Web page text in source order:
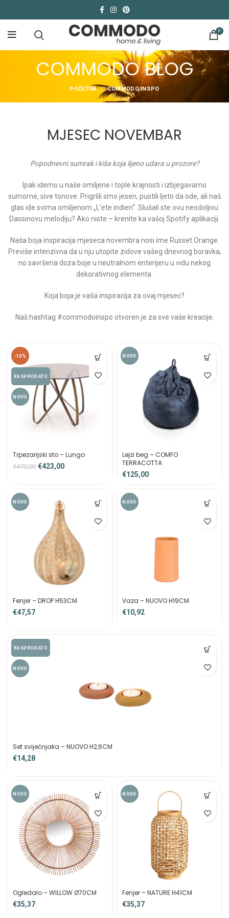
0
COMMODO BLOG
POČETNA COMMODO INSPO
MJESEC NOVEMBAR
Popodnevni sumrak i kiša koja lijeno udara u prozore?
Ipak idemo u naše omiljene i tople krajnosti i izbjegavamo
sumorne, sive tonove. Prigrlili smo jesen, pustili ljeto da ode, ali naš
glas ide svima omiljenom „L’ete indien“. Slušali ste ovu neodoljivu
Dassinovu melodiju? Ako niste – krenite ka vašoj Spotify aplikaciji.
Naša boja inspiracija mjeseca novembra nosi ime Russet Orange.
Previše intenzivna da u nju utopite zidove vašeg dnevnog boravka,
no savršena doza boje u neutralnom enterijeru u vidu nekog
dekorativnog elementa.
Koja boja je vaša inspiracija za ovaj mjesec?
Naš hashtag #commodoinspo otvoren je za sve vaše kreacije.
-10%
RASPRODATO
NOVO
Trpezarijski sto – Lungo
€470,00 €423,00
NOVO
Lejzi beg – COMFO
TERRACOTTA
€
NOVO
Fenjer – DROP H53CM
€
NOVO
Vaza – NUOVO H19CM
€
RASPRODATO
NOVO
Set svijećnjaka – NUOVO H2,6CM
€
NOVO
Ogledalo – WILLOW Ø70CM
€
NOVO
Fenjer – NATURE H41CM
€